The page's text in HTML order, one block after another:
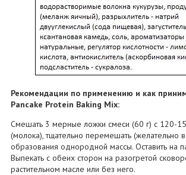
Рекомендации по применению и как
Pancake Protein Baking Mix:
Смешать 3 мерные ложки смеси (60 г) с 120-
(молока), тщательно перемешать (желательно
образования однородной массы. Оставить на
Выпекать с обеих сторон на разогретой
растительном масле или без него.